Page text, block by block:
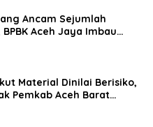
Ancam Sejumlah
Aceh Jaya Imbau
Material Dinilai Berisiko,
Pemkab Aceh Barat